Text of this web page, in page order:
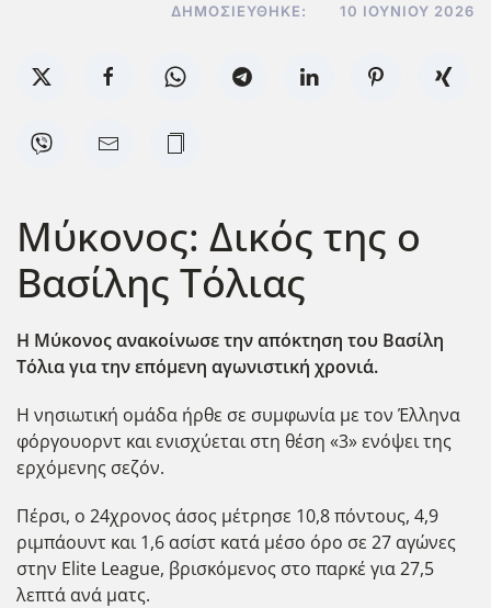
ΔΗΜΟΣΙΕΎΘΗΚΕ: 10 ΙΟΥΝΊΟΥ 2026
Μύκονος: Δικός της ο
Βασίλης Τόλιας
Η Μύκονος ανακοίνωσε την απόκτηση του Βασίλη
Τόλια για την επόμενη αγωνιστική χρονιά.
Η νησιωτική ομάδα ήρθε σε συμφωνία με τον Έλληνα
φόργουορντ και ενισχύεται στη θέση «3» ενόψει της
ερχόμενης σεζόν.
Πέρσι, ο 24χρονος άσος μέτρησε 10,8 πόντους, 4,9
ριμπάουντ και 1,6 ασίστ κατά μέσο όρο σε 27 αγώνες
στην Elite League, βρισκόμενος στο παρκέ για 27,5
λεπτά ανά ματς.